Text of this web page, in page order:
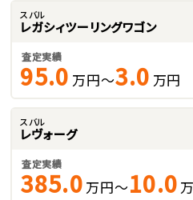
スバル
レガシィツーリングワゴン
査定実績
95.0 万円～3.0 万円
スバル
レヴォーグ
査定実績
385.0 万円～10.0